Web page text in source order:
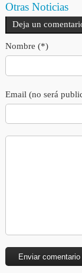
Otras Noticias
Deja un
Nombre (*)
Email (no será